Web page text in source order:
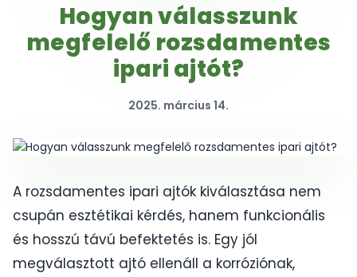
Hogyan válasszunk
megfelelő rozsdamentes
ipari ajtót?
2025. március 14.
A rozsdamentes ipari ajtók kiválasztása nem
csupán esztétikai kérdés, hanem funkcionális
és hosszú távú befektetés is. Egy jól
megválasztott ajtó ellenáll a korróziónak,